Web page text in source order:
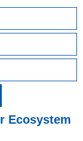
Ecosystem